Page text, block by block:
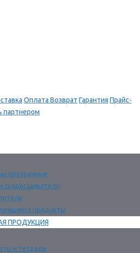
Оплата Возврат Гарантия Прайс-
партнером
прозрачные
скоросшиватели
продукты
ПРОДУКЦИЯ
и тетради